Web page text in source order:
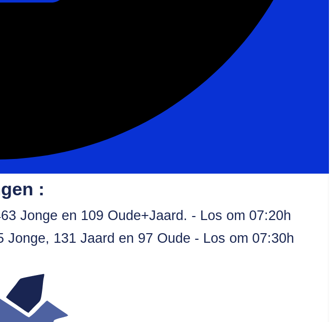
:
Jonge en 109 Oude+Jaard. - Los om 07:20h
131 Jaard en 97 Oude - Los om 07:30h